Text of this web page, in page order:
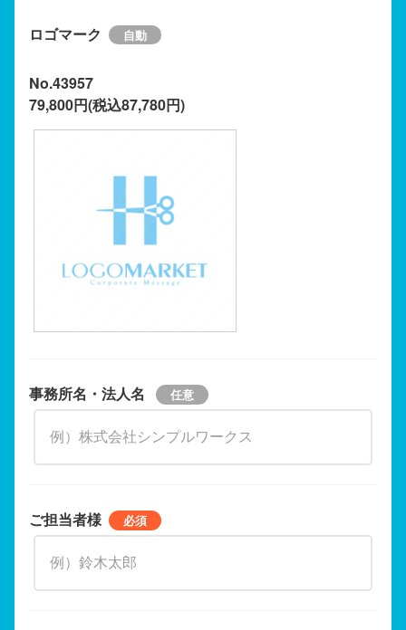
ロゴマーク
No.43957
79,800円(税込87,780円)
事務所名・法人名
ご担当者様